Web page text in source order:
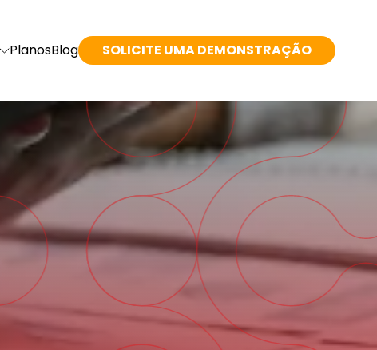
PlanosBlog SOLICITE UMA DEMONSTRAÇÃO
Desenvolvimento
Outros serviços